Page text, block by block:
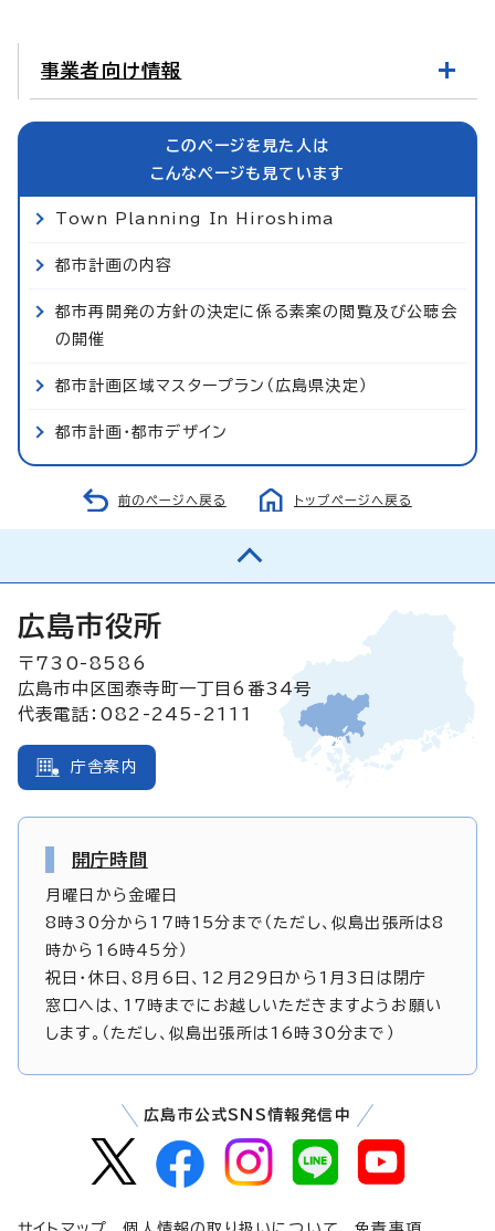
事業者向け情報
このページを見た人は
こんなページも見ています
Town Planning In Hiroshima
都市計画の内容
都市再開発の方針の決定に係る素案の閲覧及び公聴会
の開催
都市計画区域マスタープラン（広島県決定）
都市計画・都市デザイン
前のページへ戻る トップページへ戻る
広島市役所
〒730-8586
広島市中区国泰寺町一丁目6番34号
代表電話：082-245-2111
庁舎案内
開庁時間
月曜日から金曜日
8時30分から17時15分まで（ただし、似島出張所は8
時から16時45分）
祝日・休日、8月6日、12月29日から1月3日は閉庁
窓口へは、17時までにお越しいただきますようお願い
します。（ただし、似島出張所は16時30分まで）
広島市公式SNS情報発信中